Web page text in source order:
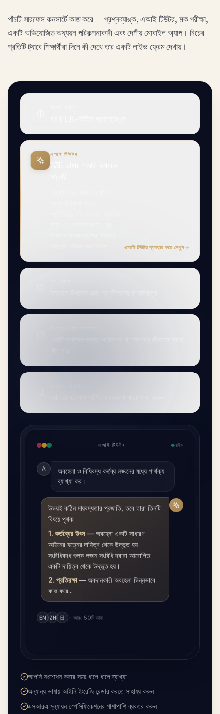
পাঁচটি সারফেস কনসার্টে কাজ করে — প্রশ্নব্যাঙ্ক, এআই টিউটর, মক পরীক্ষা,
একটি অভিযোজিত অধ্যয়ন পরিকল্পনাকারী এবং দেশীয় মোবাইল অ্যাপ। নিচের
প্রতিটি ট্যাবে শিক্ষার্থীরা দিনে কী দেখে তার একটি লাইভ ফ্রেম দেখায়।
এআই টিউটর
53টি ভাষায় এআই অধ্যয়ন
এআই টিউটর ব্যবহার করে দেখুন
এআই টিউটর লাইভ
A
অবহেলা ও বিধিবদ্ধ কর্তব্য লঙ্ঘনের মধ্যে পার্থক্য
ব্যাখ্যা কর।
উভয়ই কঠিন দায়বদ্ধতার প্রজাতি, তবে তারা তিনটি
বিষয়ে পৃথক:
1. কর্তব্যের উৎস— অবহেলা একটি সাধারণ
আইনের যত্নের দায়িত্ব থেকে উদ্ভূত হয়;
সংবিধিবদ্ধ শুল্ক লঙ্ঘন সংবিধি দ্বারা আরোপিত
একটি দায়িত্ব থেকে উদ্ভূত হয়।
2. প্রতিরক্ষা— অবদানকারী অবহেলা ভিন্নভাবে
কাজ করে...
EN ZH 日 + আরও 50টি ভাষা
আপনি সংশোধন করার সময় ধাপে ধাপে ব্যাখ্যা
অন্যান্য ভাষায় আইনি ইংরেজি রেন্ডার করতে সাহায্য করুন
এসআরএ মূল্যায়ন স্পেসিফিকেশনের পাশাপাশি ব্যবহার করুন